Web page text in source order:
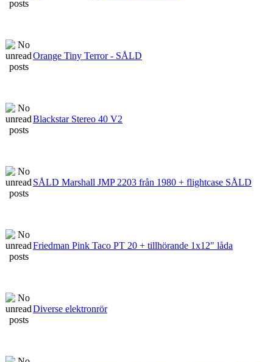
Orange Tiny Terror - SÅLD
Blackstar Stereo 40 V2
SÅLD Marshall JMP 2203 från 1980 + flightcase SÅLD
Friedman Pink Taco PT 20 + tillhörande 1x12" låda
Diverse elektronrör